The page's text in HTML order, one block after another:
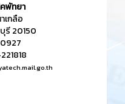
พัทยา
เกลือ
รี 20150